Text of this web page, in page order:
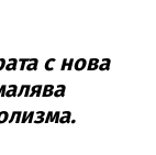
с нова